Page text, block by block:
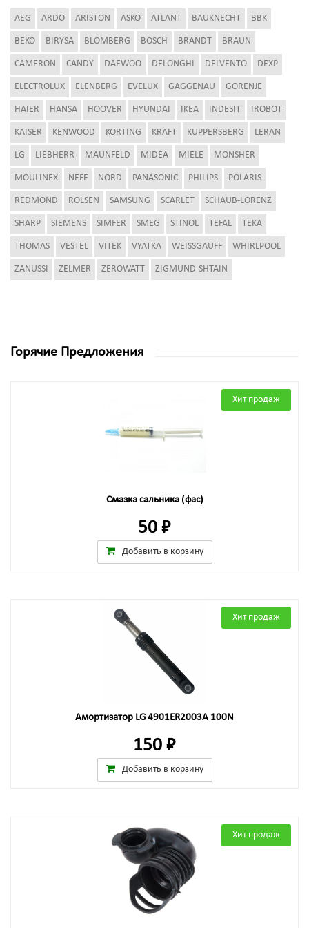
AEG ARDO ARISTON ASKO ATLANT BAUKNECHT BBK
BEKO BIRYSA BLOMBERG BOSCH BRANDT BRAUN
CAMERON CANDY DAEWOO DELONGHI DELVENTO DEXP
ELECTROLUX ELENBERG EVELUX GAGGENAU GORENJE
HAIER HANSA HOOVER HYUNDAI IKEA INDESIT IROBOT
KAISER KENWOOD KORTING KRAFT KUPPERSBERG LERAN
LG LIEBHERR MAUNFELD MIDEA MIELE MONSHER
MOULINEX NEFF NORD PANASONIC PHILIPS POLARIS
REDMOND ROLSEN SAMSUNG SCARLET SCHAUB-LORENZ
SHARP SIEMENS SIMFER SMEG STINOL TEFAL TEKA
THOMAS VESTEL VITEK VYATKA WEISSGAUFF WHIRLPOOL
ZANUSSI ZELMER ZEROWATT ZIGMUND-SHTAIN
Горячие Предложения
Хит продаж
Смазка сальника (фас)
50 ₽
Добавить в корзину
Хит продаж
Амортизатор LG 4901ER2003A 100N
150 ₽
Добавить в корзину
Хит продаж